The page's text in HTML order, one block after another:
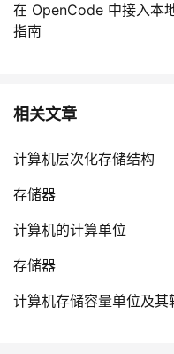
在 OpenCode 中接入本
指南
相关文章
计算机层次化存储结构
存储器
计算机的计算单位
存储器
计算机存储容量单位及其